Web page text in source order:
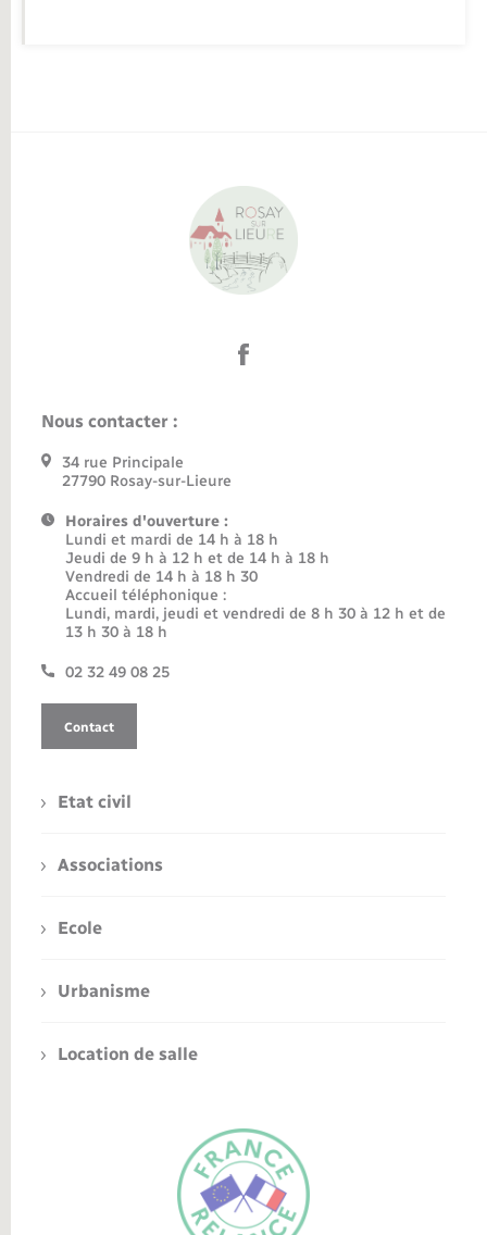
Nous contacter :
34 rue Principale
27790 Rosay-sur-Lieure
Horaires d'ouverture :
Lundi et mardi de 14 h à 18 h
Jeudi de 9 h à 12 h et de 14 h à 18 h
Vendredi de 14 h à 18 h 30
Accueil téléphonique :
Lundi, mardi, jeudi et vendredi de 8 h 30 à 12 h et de
13 h 30 à 18 h
02 32 49 08 25
Contact
Etat civil
Associations
Ecole
Urbanisme
Location de salle